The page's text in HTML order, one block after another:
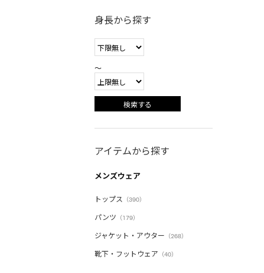
身長から探す
〜
アイテムから探す
メンズウェア
トップス （390）
パンツ （179）
ジャケット・アウター （268）
靴下・フットウェア （40）